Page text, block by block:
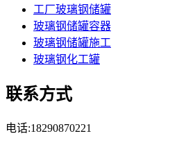
工厂玻璃钢储罐
玻璃钢储罐容器
玻璃钢储罐施工
玻璃钢化工罐
联系方式
电话:18290870221